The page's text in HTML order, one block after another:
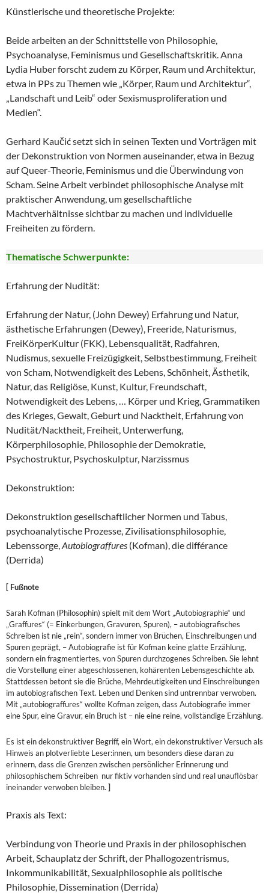
Künstlerische und theoretische Projekte:
Beide arbeiten an der Schnittstelle von Philosophie,
Psychoanalyse, Feminismus und Gesellschaftskritik. Anna
Lydia Huber forscht zudem zu Körper, Raum und Architektur,
etwa in PPs zu Themen wie „Körper, Raum und Architektur“,
„Landschaft und Leib“ oder Sexismusproliferation und
Medien“.
Gerhard Kaučić setzt sich in seinen Texten und Vorträgen mit
der Dekonstruktion von Normen auseinander, etwa in Bezug
auf Queer-Theorie, Feminismus und die Überwindung von
Scham. Seine Arbeit verbindet philosophische Analyse mit
praktischer Anwendung, um gesellschaftliche
Machtverhältnisse sichtbar zu machen und individuelle
Freiheiten zu fördern.
Thematische Schwerpunkte:
Erfahrung der Nudität:
Erfahrung der Natur, (John Dewey) Erfahrung und Natur,
ästhetische Erfahrungen (Dewey), Freeride, Naturismus,
FreiKörperKultur (FKK), Lebensqualität, Radfahren,
Nudismus, sexuelle Freizügigkeit, Selbstbestimmung, Freiheit
von Scham, Notwendigkeit des Lebens, Schönheit, Ästhetik,
Natur, das Religiöse, Kunst, Kultur, Freundschaft,
Notwendigkeit des Lebens, … Körper und Krieg, Grammatiken
des Krieges, Gewalt, Geburt und Nacktheit, Erfahrung von
Nudität/Nacktheit, Freiheit, Unterwerfung,
Körperphilosophie, Philosophie der Demokratie,
Psychostruktur, Psychoskulptur, Narzissmus
Dekonstruktion:
Dekonstruktion gesellschaftlicher Normen und Tabus,
psychoanalytische Prozesse, Zivilisationsphilosophie,
Lebenssorge,Autobiograffures (Kofman), die différance
(Derrida)
[ Fußnote
Sarah Kofman (Philosophin) spielt mit dem Wort „Autobiographie“ und
„Graffures“ (= Einkerbungen, Gravuren, Spuren), – autobiografisches
Schreiben ist nie „rein“, sondern immer von Brüchen, Einschreibungen und
Spuren geprägt, – Autobiografie ist für Kofman keine glatte Erzählung,
sondern ein fragmentiertes, von Spuren durchzogenes Schreiben. Sie lehnt
die Vorstellung einer abgeschlossenen, kohärenten Lebensgeschichte ab.
Stattdessen betont sie die Brüche, Mehrdeutigkeiten und Einschreibungen
im autobiografischen Text. Leben und Denken sind untrennbar verwoben.
Mit „autobiograffures“ wollte Kofman zeigen, dass Autobiografie immer
eine Spur, eine Gravur, ein Bruch ist – nie eine reine, vollständige Erzählung.
Es ist ein dekonstruktiver Begriff, ein Wort, ein dekonstruktiver Versuch als
Hinweis an plotverliebte Leser:innen, um besonders diese daran zu
erinnern, dass die Grenzen zwischen persönlicher Erinnerung und
philosophischem Schreiben nur fiktiv vorhanden sind und real unauflösbar
ineinander verwoben bleiben. ]
Praxis als Text:
Verbindung von Theorie und Praxis in der philosophischen
Arbeit, Schauplatz der Schrift, der Phallogozentrismus,
Inkommunikabilität, Sexualphilosophie als politische
Philosophie, Dissemination (Derrida)